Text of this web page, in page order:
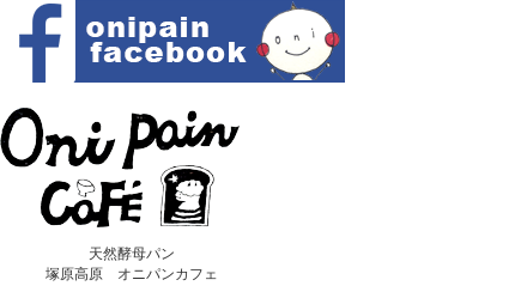
天然酵母パン
塚原高原 オニパンカフェ